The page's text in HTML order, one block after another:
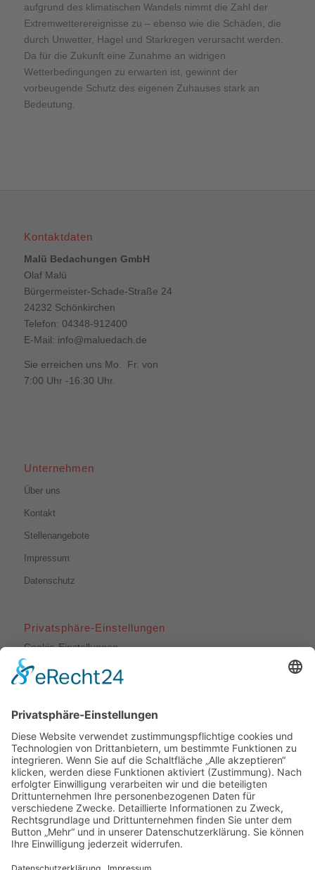
aufgrund des klimatischen Wandels nimmt die Zahl der
Extremwetterereignisse zu – ebenso wie die Schäden, die
durch Unwetter, Hagel und Starkregen verursacht werden.
Da für die Zukunft eine Zunahme an widrigen
Wetterbedingungen zu erwarten ist, gewinnt der
vorbeugende Schutz des eigenen Zuhauses stark an
Bedeutung.
Kontaktdaten
Malü Bedachungen GmbH
Olaf Malü
Bürgermeister-Schade-Straße 24
24232 Schönkirchen
Telefon: 04348-912400
E-Mail: info@maluedach.de
Sie erreichen uns Mo. Fr. von
7:00 Uhr -16:30 Uhr.
Unternehmen
Über uns
Kontakt
Stellenangebote
Impressum
Datenschutz
Privatsphäre-Einstellungen
Cookie-Einstellungen
Dachdeckerarbeiten
Bauklempnerei
Flachdachabdichtungen
Fassadenbekleidungen
Veluxfenstereinbau